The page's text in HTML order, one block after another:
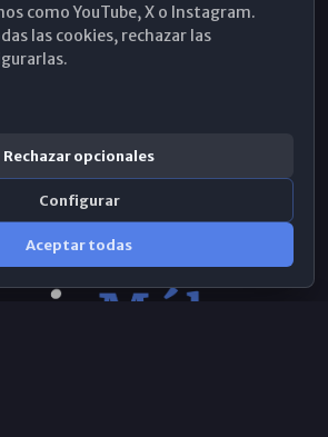
como YouTube, X o Instagram.
las cookies, rechazar las
Rechazar opcionales
Configurar
Aceptar todas